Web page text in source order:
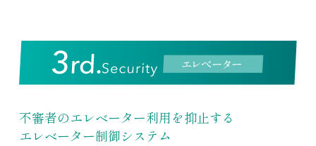
不審者のエレベーター利用を抑止する
エレベーター制御システム